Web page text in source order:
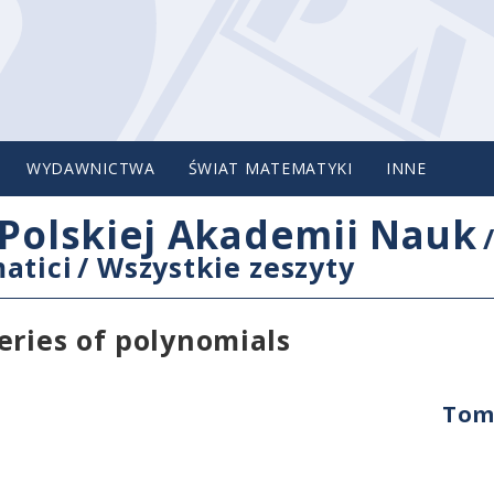
WYDAWNICTWA ŚWIAT MATEMATYKI INNE
Akademii Nauk
/Wszystkie zeszyty
of polynomials